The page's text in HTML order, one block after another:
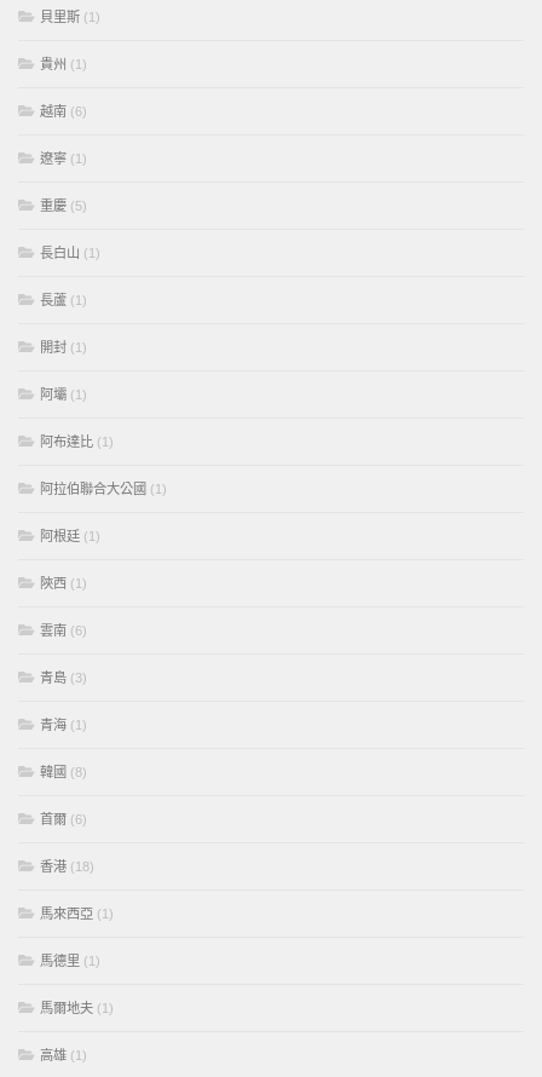
貝里斯 (1)
貴州 (1)
越南 (6)
遼寧 (1)
重慶 (5)
長白山 (1)
長蘆 (1)
開封 (1)
阿壩 (1)
阿布達比 (1)
阿拉伯聯合大公國 (1)
阿根廷 (1)
陝西 (1)
雲南 (6)
青島 (3)
青海 (1)
韓國 (8)
首爾 (6)
香港 (18)
馬來西亞 (1)
馬德里 (1)
馬爾地夫 (1)
高雄 (1)